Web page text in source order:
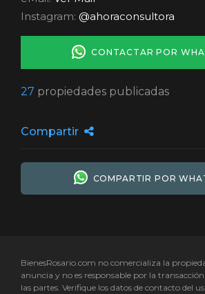
Instagram: @ahoraconsultora
CONTACTAR POR
27 propiedades publicadas
Compartir
COMPARTIR POR
BienesRosario.com no comercializa la
anuncia y no es responsable por la
las partes. Verifique los datos de contacto del